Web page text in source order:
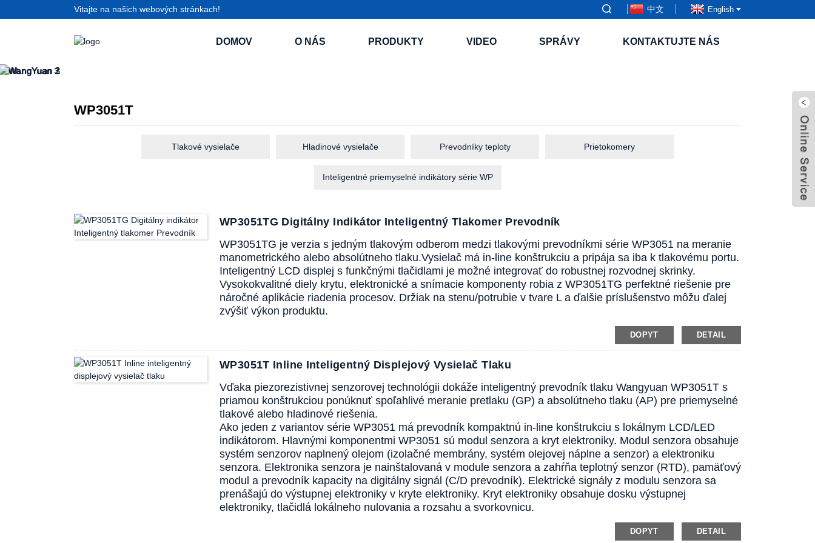
Vitajte na našich webových stránkach! 中文 English
DOMOV O NÁS PRODUKTY VIDEO SPRÁVY KONTAKTUJTE NÁS
WP3051T
Tlakové vysielače Hladinové vysielače Prevodníky teploty Prietokomery
Inteligentné priemyselné indikátory série WP
WP3051TG Digitálny Indikátor Inteligentný Tlakomer Prevodník
WP3051TG je verzia s jedným tlakovým odberom medzi tlakovými prevodníkmi série WP3051 na meranie
manometrického alebo absolútneho tlaku.Vysielač má in-line konštrukciu a pripája sa iba k tlakovému portu.
Inteligentný LCD displej s funkčnými tlačidlami je možné integrovať do robustnej rozvodnej skrinky.
Vysokokvalitné diely krytu, elektronické a snímacie komponenty robia z WP3051TG perfektné riešenie pre
náročné aplikácie riadenia procesov. Držiak na stenu/potrubie v tvare L a ďalšie príslušenstvo môžu ďalej
zvýšiť výkon produktu.
DOPYT DETAIL
WP3051T Inline Inteligentný Displejový Vysielač Tlaku
Vďaka piezorezistivnej senzorovej technológii dokáže inteligentný prevodník tlaku Wangyuan WP3051T s
priamou konštrukciou ponúknuť spoľahlivé meranie pretlaku (GP) a absolútneho tlaku (AP) pre priemyselné
tlakové alebo hladinové riešenia.
Ako jeden z variantov série WP3051 má prevodník kompaktnú in-line konštrukciu s lokálnym LCD/LED
indikátorom. Hlavnými komponentmi WP3051 sú modul senzora a kryt elektroniky. Modul senzora obsahuje
systém senzorov naplnený olejom (izolačné membrány, systém olejovej náplne a senzor) a elektroniku
senzora. Elektronika senzora je nainštalovaná v module senzora a zahŕňa teplotný senzor (RTD), pamäťový
modul a prevodník kapacity na digitálny signál (C/D prevodník). Elektrické signály z modulu senzora sa
prenášajú do výstupnej elektroniky v kryte elektroniky. Kryt elektroniky obsahuje dosku výstupnej
elektroniky, tlačidlá lokálneho nulovania a rozsahu a svorkovnicu.
DOPYT DETAIL